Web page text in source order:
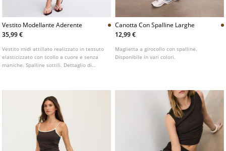
Vestito Modellante Aderente
35,99 €
Vestito midi attillato realizzato in tessuto
elasticizzato con scollo a cuore e senza
maniche. Spalline sottili. Dettaglio di
Canotta Con Spalline Larghe
12,99 €
Maglietta a girocollo con spalline.
Disponibile in vari colori.